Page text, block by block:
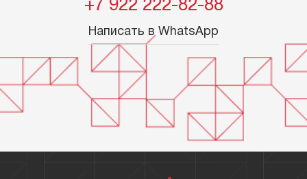
+7 922 222-82-88
Написать в WhatsApp